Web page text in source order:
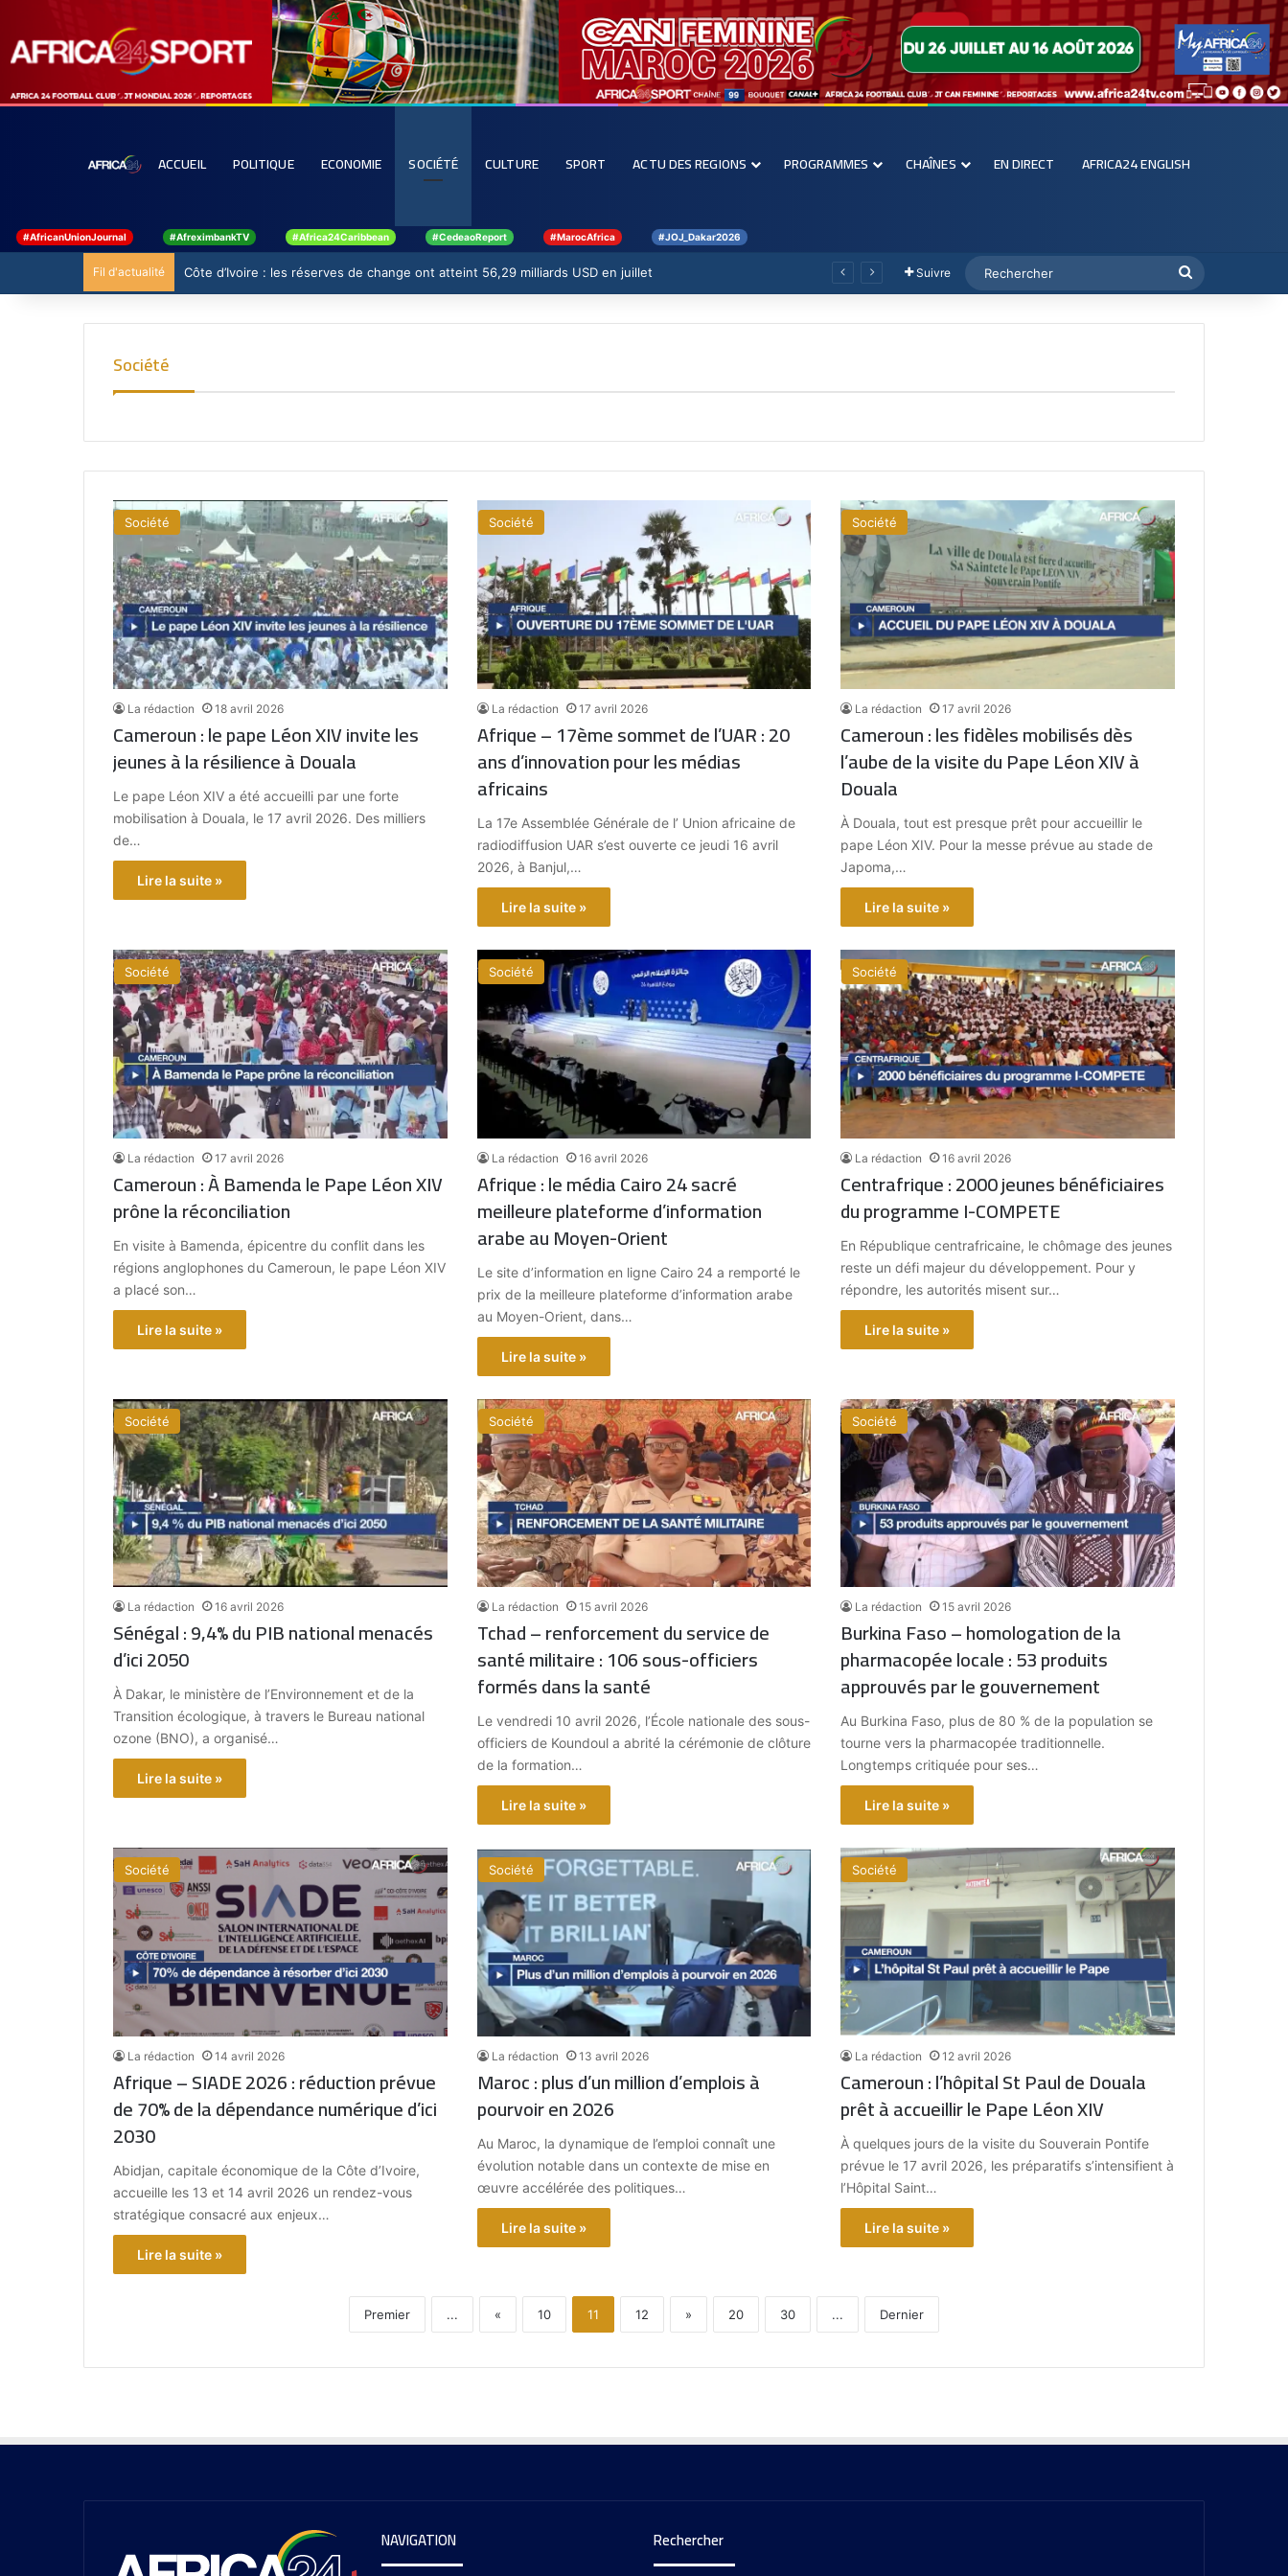
ACCUEIL POLITIQUE ECONOMIE SOCIÉTÉ CULTURE SPORT ACTU DES REGIONS PROGRAMMES CHAÎNES EN DIRECT AFRICA24 ENGLISH
#AfricanUnionJournal #AfreximbankTV #Africa24Caribbean #CedeaoReport #MarocAfrica #JOJ_Dakar2026
Fil d'actualité Côte d’Ivoire : les réserves de change ont atteint 56,29 milliards USD en juillet Suivre
Société
Société
La rédaction 18 avril 2026
Cameroun : le pape Léon XIV invite les
jeunes à la résilience à Douala
Le pape Léon XIV a été accueilli par une forte
mobilisation à Douala, le 17 avril 2026. Des milliers
de…
Lire la suite »
Société
La rédaction 17 avril 2026
Afrique – 17ème sommet de l’UAR : 20
ans d’innovation pour les médias
africains
La 17e Assemblée Générale de l’ Union africaine de
radiodiffusion UAR s’est ouverte ce jeudi 16 avril
2026, à Banjul,…
Lire la suite »
Société
La rédaction 17 avril 2026
Cameroun : les fidèles mobilisés dès
l’aube de la visite du Pape Léon XIV à
Douala
À Douala, tout est presque prêt pour accueillir le
pape Léon XIV. Pour la messe prévue au stade de
Japoma,…
Lire la suite »
Société
La rédaction 17 avril 2026
Cameroun : À Bamenda le Pape Léon XIV
prône la réconciliation
En visite à Bamenda, épicentre du conflit dans les
régions anglophones du Cameroun, le pape Léon XIV
a placé son…
Lire la suite »
Société
La rédaction 16 avril 2026
Afrique : le média Cairo 24 sacré
meilleure plateforme d’information
arabe au Moyen-Orient
Le site d’information en ligne Cairo 24 a remporté le
prix de la meilleure plateforme d’information arabe
au Moyen-Orient, dans…
Lire la suite »
Société
La rédaction 16 avril 2026
Centrafrique : 2000 jeunes bénéficiaires
du programme I-COMPETE
En République centrafricaine, le chômage des jeunes
reste un défi majeur du développement. Pour y
répondre, les autorités misent sur…
Lire la suite »
Société
La rédaction 16 avril 2026
Sénégal : 9,4% du PIB national menacés
d’ici 2050
À Dakar, le ministère de l’Environnement et de la
Transition écologique, à travers le Bureau national
ozone (BNO), a organisé…
Lire la suite »
Société
La rédaction 15 avril 2026
Tchad – renforcement du service de
santé militaire : 106 sous-officiers
formés dans la santé
Le vendredi 10 avril 2026, l’École nationale des sous-
officiers de Koundoul a abrité la cérémonie de clôture
de la formation…
Lire la suite »
Société
La rédaction 15 avril 2026
Burkina Faso – homologation de la
pharmacopée locale : 53 produits
approuvés par le gouvernement
Au Burkina Faso, plus de 80 % de la population se
tourne vers la pharmacopée traditionnelle.
Longtemps critiquée pour ses…
Lire la suite »
Société
La rédaction 14 avril 2026
Afrique – SIADE 2026 : réduction prévue
de 70% de la dépendance numérique d’ici
2030
Abidjan, capitale économique de la Côte d’Ivoire,
accueille les 13 et 14 avril 2026 un rendez-vous
stratégique consacré aux enjeux…
Lire la suite »
Société
La rédaction 13 avril 2026
Maroc : plus d’un million d’emplois à
pourvoir en 2026
Au Maroc, la dynamique de l’emploi connaît une
évolution notable dans un contexte de mise en
œuvre accélérée des politiques…
Lire la suite »
Société
La rédaction 12 avril 2026
Cameroun : l’hôpital St Paul de Douala
prêt à accueillir le Pape Léon XIV
À quelques jours de la visite du Souverain Pontife
prévue le 17 avril 2026, les préparatifs s’intensifient à
l’Hôpital Saint…
Lire la suite »
Premier ... « 10 11 12 » 20 30 ... Dernier
NAVIGATION Rechercher